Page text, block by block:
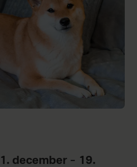
december – 19.